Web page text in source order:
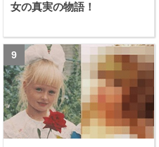
女の真実の物語！